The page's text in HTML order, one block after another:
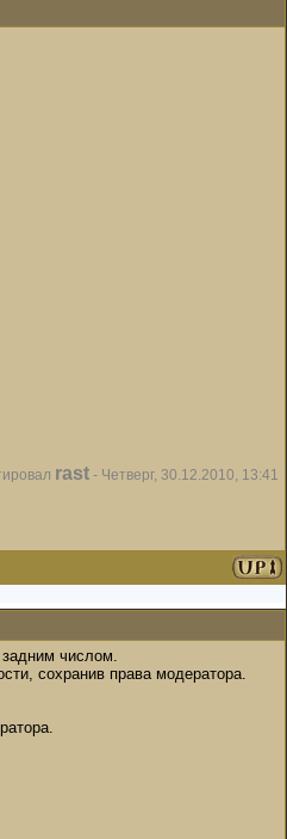
rast - Четверг, 30.12.2010, 13:41
задним числом.
сохранив права модератора.